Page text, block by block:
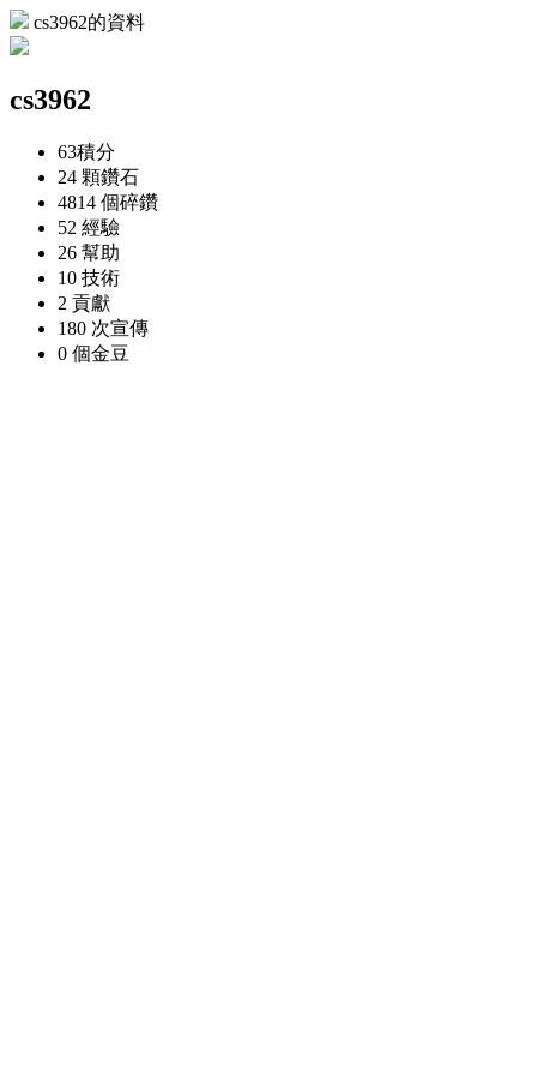
cs3962的資料
cs3962
63積分
24 顆鑽石
4814 個碎鑽
52 經驗
26 幫助
10 技術
2 貢獻
180 次宣傳
0 個金豆